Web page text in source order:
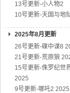
13号更新-小人物2
10号更新-天国与地
2025年8月更新
26号更新-碟中谍8
21号更新-荒原狼
15号更新-侏罗纪世
2025
9号更新-哪吒2 2025